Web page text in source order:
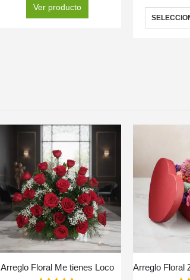
Ver producto
Arreglo Floral Me tienes Loco